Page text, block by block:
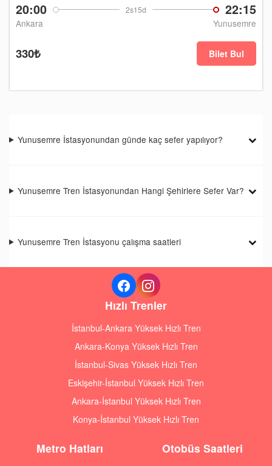
20:00 2s15d 22:15
Ankara Yunusemre
330₺ Bilet Bul
Yunusemre İstasyonundan günde kaç sefer yapılıyor?
Yunusemre Tren İstasyonundan Hangi Şehirlere Sefer Var?
Yunusemre Tren İstasyonu çalışma saatleri
Hızlı Trenler
İstanbul-Ankara Yüksek Hızlı Tren
Ankara-Konya Yüksek Hızlı Tren
İstanbul-Sivas Yüksek Hızlı Tren
Eskişehir-İstanbul Yüksek Hızlı Tren
Ankara-İstanbul Yüksek Hızlı Tren
Konya-İstanbul Yüksek Hızlı Tren
Metro Hatları Otobüs Saatleri